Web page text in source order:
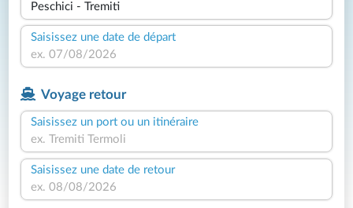
Saisissez une date de départ
Voyage retour
Saisissez un port ou un itinéraire
Saisissez une date de retour